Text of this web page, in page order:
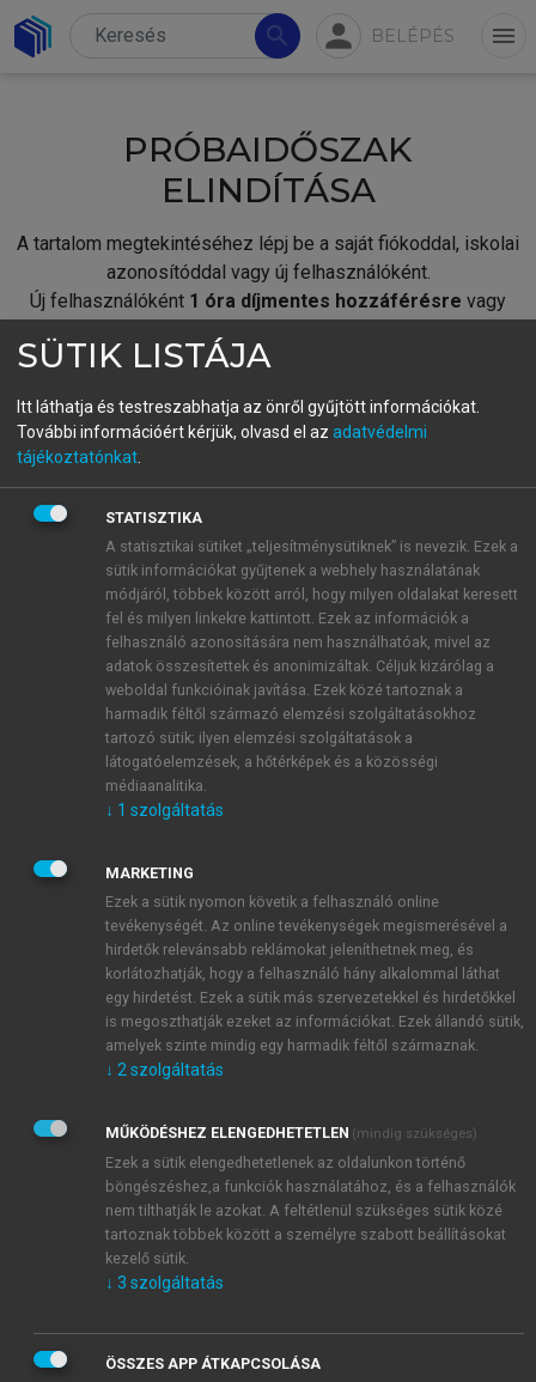
search person BELÉPÉS menu
PRÓBAIDŐSZAK
ELINDÍTÁSA
A tartalom megtekintéséhez lépj be a saját fiókoddal, iskolai
azonosítóddal vagy új felhasználóként.
Új felhasználóként 1 óra díjmentes hozzáférésre vagy
fiókoddal,vagy hozz létre új fiókot.
A regisztráció után apróbaidőszakautomatikusan
BELÉPÉS SAJÁT FIÓKKAL
ÚJ FIÓK LÉTREHOZÁSA
1 óra díjmentes hozzáférés
E-MAIL-CÍM
JELSZÓ
JELSZÓ ÚJRA
Kérek értesítést a MeRSZ újdonságairól, akcióiról.
Kérek értesítést az Akadémiai Kiadó Zrt. újdonságairól,
Adatkezelési tájékoztatóbanfoglaltakat tudomásul
veszem és elfogadom.
Általános vásárlási feltételeket, valamint a szotar.netés a
mersz.huoldalak licencszerződéseiben foglaltakat
tudomásul veszem és elfogadom.
KIPRÓBÁLOM
SÜTIK LISTÁJA
Itt láthatja és testreszabhatja az önről gyűjtött információkat.
További információért kérjük, olvasd el az adatvédelmi
tájékoztatónkat
STATISZTIKA
A statisztikai sütiket „teljesítménysütiknek” is nevezik. Ezek a
sütik információkat gyűjtenek a webhely használatának
módjáról, többek között arról, hogy milyen oldalakat keresett
fel és milyen linkekre kattintott. Ezek az információk a
felhasználó azonosítására nem használhatóak, mivel az
adatok összesítettek és anonimizáltak. Céljuk kizárólag a
weboldal funkcióinak javítása. Ezek közé tartoznak a
harmadik féltől származó elemzési szolgáltatásokhoz
tartozó sütik; ilyen elemzési szolgáltatások a
látogatóelemzések, a hőtérképek és a közösségi
médiaanalitika.
↓ 1 szolgáltatás
MARKETING
Ezek a sütik nyomon követik a felhasználó online
tevékenységét. Az online tevékenységek megismerésével a
hirdetők relevánsabb reklámokat jeleníthetnek meg, és
korlátozhatják, hogy a felhasználó hány alkalommal láthat
egy hirdetést. Ezek a sütik más szervezetekkel és hirdetőkkel
is megoszthatják ezeket az információkat. Ezek állandó sütik,
amelyek szinte mindig egy harmadik féltől származnak.
↓ 2 szolgáltatás
MŰKÖDÉSHEZ ELENGEDHETETLEN (mindig szükséges)
Ezek a sütik elengedhetetlenek az oldalunkon történő
böngészéshez,a funkciók használatához, és a felhasználók
nem tilthatják le azokat. A feltétlenül szükséges sütik közé
tartoznak többek között a személyre szabott beállításokat
kezelő sütik.
↓ 3 szolgáltatás
ÖSSZES APP ÁTKAPCSOLÁSA